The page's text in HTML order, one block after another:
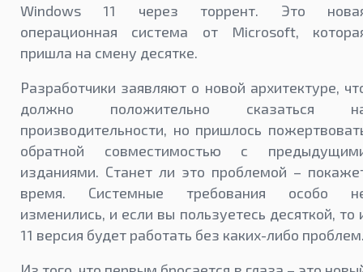
Windows 11 через торрент. Это
операционная система от Microsoft,
пришла на смену десятке.
Разработчики заявляют о новой архитектуре,
должно положительно сказаться
производительности, но пришлось
обратной совместимостью с
изданиями. Станет ли это проблемой –
время. Системные требования особо
изменились, и если вы пользуетесь десяткой, то
11 версия будет работать без каких-либо